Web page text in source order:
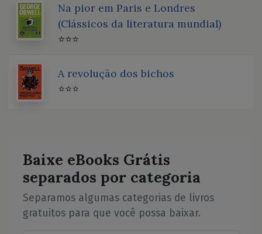
Na pior em Paris e Londres
(Clássicos da literatura mundial)
⭐⭐⭐
A revolução dos bichos
⭐⭐⭐
Baixe eBooks Grátis
separados por categoria
Separamos algumas categorias de livros
gratuitos para que você possa baixar.